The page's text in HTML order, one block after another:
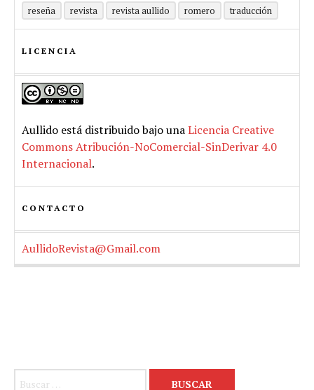
reseña
revista revista aullido romero traducción
LICENCIA
Aullido está distribuido bajo unaLicencia Creative
Commons Atribución-NoComercial-SinDerivar 4.0
Internacional.
CONTACTO
AullidoRevista@Gmail.com